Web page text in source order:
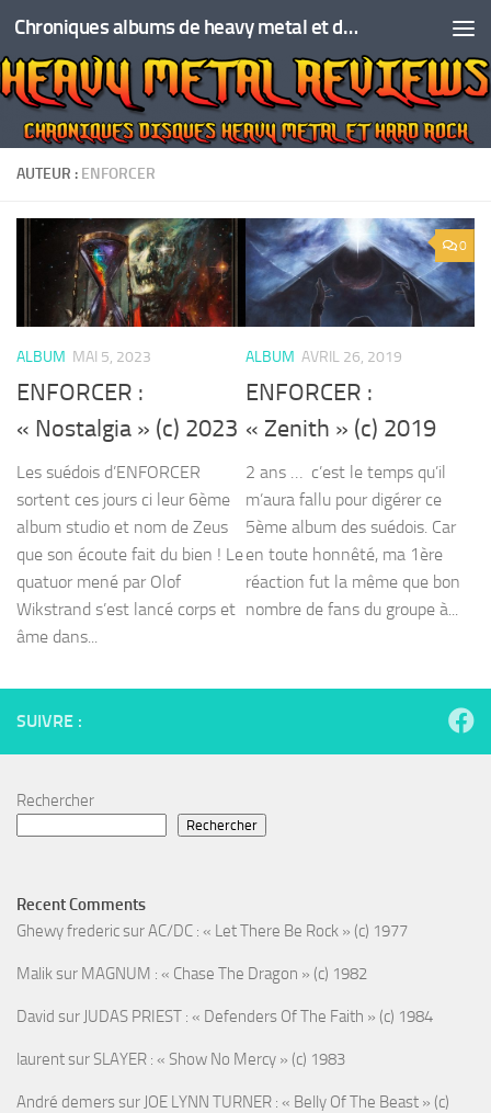
Skip to content Chroniques albums de heavy metal et de hard rock
AUTEUR : ENFORCER
ALBUM MAI 5, 2023
ENFORCER :
« Nostalgia » (c) 2023
Les suédois d’ENFORCER
sortent ces jours ci leur 6ème
album studio et nom de Zeus
que son écoute fait du bien ! Le
quatuor mené par Olof
Wikstrand s’est lancé corps et
âme dans...
0
ALBUM AVRIL 26, 2019
ENFORCER :
« Zenith » (c) 2019
2 ans … c’est le temps qu’il
m’aura fallu pour digérer ce
5ème album des suédois. Car
en toute honnêté, ma 1ère
réaction fut la même que bon
nombre de fans du groupe à...
SUIVRE :
Rechercher
Rechercher
Recent Comments
Ghewy fredericsurAC/DC : « Let There Be Rock » (c) 1977
Maliksur MAGNUM : « Chase The Dragon » (c) 1982
David sur JUDAS PRIEST : « Defenders Of The Faith » (c) 1984
laurentsur SLAYER : « Show No Mercy » (c) 1983
André demerssur JOE LYNN TURNER : « Belly Of The Beast » (c)